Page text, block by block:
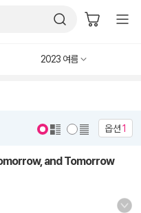
2023 여름
옵션1
and Tomorrow